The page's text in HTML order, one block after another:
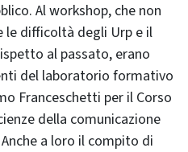
Al workshop, che non
difficoltà degli Urp e il
al passato, erano
del laboratorio formativo
Franceschetti per il Corso
della comunicazione
a loro il compito di